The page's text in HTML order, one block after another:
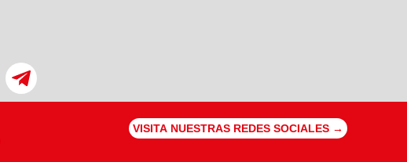
VISITA NUESTRAS REDES SOCIALES →